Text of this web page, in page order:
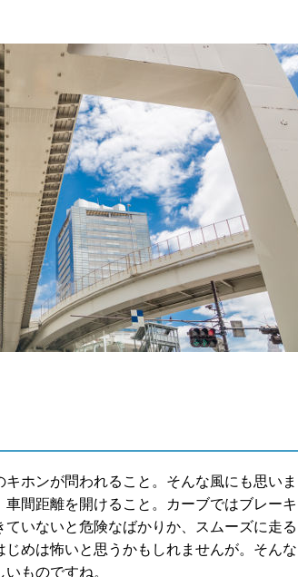
ホンが問われること。そんな風にも思いま
間距離を開けること。カーブではブレーキ
いないと危険なばかりか、スムーズに走る
めは怖いと思うかもしれませんが。そんな
ものですね。